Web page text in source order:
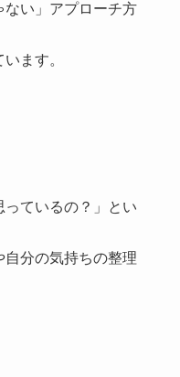
ない」アプローチ方
ます。
ているの？」とい
分の気持ちの整理